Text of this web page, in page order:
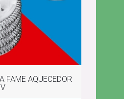
FAME AQUECEDOR